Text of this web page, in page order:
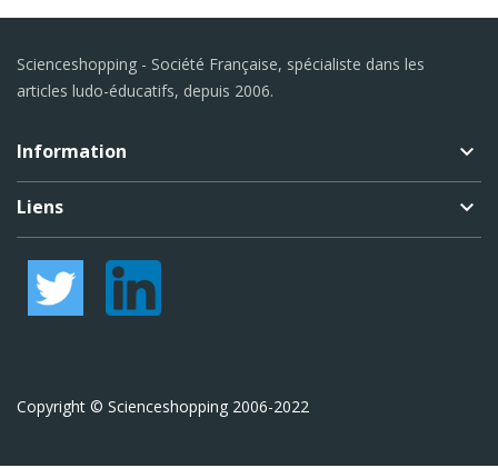
Scienceshopping - Société Française, spécialiste dans les
articles ludo-éducatifs, depuis 2006.
Information keyboard_arrow_down
Liens keyboard_arrow_down
Copyright © Scienceshopping 2006-2022